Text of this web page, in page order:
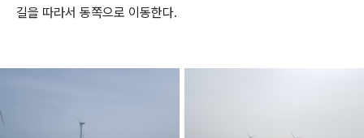
길을 따라서 동쪽으로 이동한다.